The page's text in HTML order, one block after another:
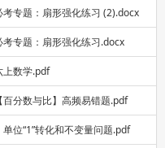
考专题：扇形强化练习 (2).docx
考专题：扇形强化练习.docx
上数学.pdf
百分数与比】高频易错题.pdf
位“1”转化和不变量问题.pdf